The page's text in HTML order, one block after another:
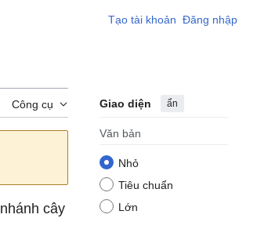
Tạo tài khoản Đăng nhập
Công cụ Giao diện ẩn
Văn bản
Nhỏ
Tiêu chuẩn
Lớn
nhánh cây